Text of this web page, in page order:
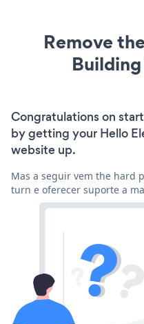
Remove
Congratulations on
by getting your Hello
website up.
Mas a seguir vem the hard
turn e oferecer suporte a